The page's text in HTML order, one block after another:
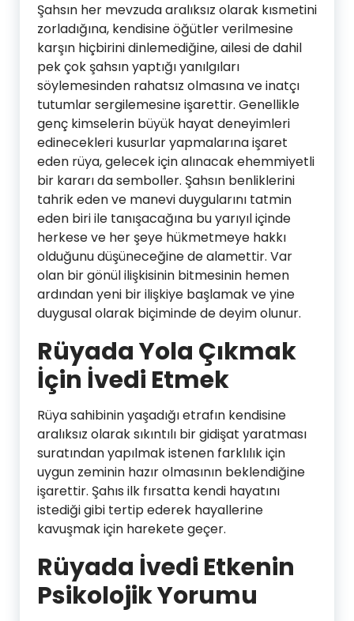
Şahsın her mevzuda aralıksız olarak kısmetini
zorladığına, kendisine öğütler verilmesine
karşın hiçbirini dinlemediğine, ailesi de dahil
pek çok şahsın yaptığı yanılgıları
söylemesinden rahatsız olmasına ve inatçı
tutumlar sergilemesine işarettir. Genellikle
genç kimselerin büyük hayat deneyimleri
edinecekleri kusurlar yapmalarına işaret
eden rüya, gelecek için alınacak ehemmiyetli
bir kararı da semboller. Şahsın benliklerini
tahrik eden ve manevi duygularını tatmin
eden biri ile tanışacağına bu yarıyıl içinde
herkese ve her şeye hükmetmeye hakkı
olduğunu düşüneceğine de alamettir. Var
olan bir gönül ilişkisinin bitmesinin hemen
ardından yeni bir ilişkiye başlamak ve yine
duygusal olarak biçiminde de deyim olunur.
Rüyada Yola Çıkmak
İçin İvedi Etmek
Rüya sahibinin yaşadığı etrafın kendisine
aralıksız olarak sıkıntılı bir gidişat yaratması
suratından yapılmak istenen farklılık için
uygun zeminin hazır olmasının beklendiğine
işarettir. Şahıs ilk fırsatta kendi hayatını
istediği gibi tertip ederek hayallerine
kavuşmak için harekete geçer.
Rüyada İvedi Etkenin
Psikolojik Yorumu